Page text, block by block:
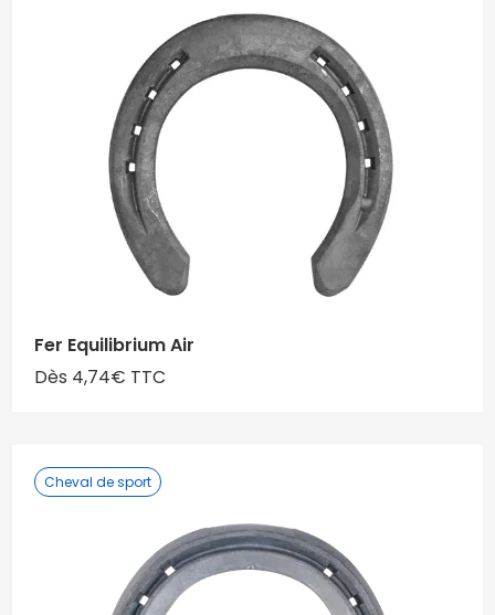
Fer Equilibrium Air
Dès 4,74€ TTC
Cheval de sport